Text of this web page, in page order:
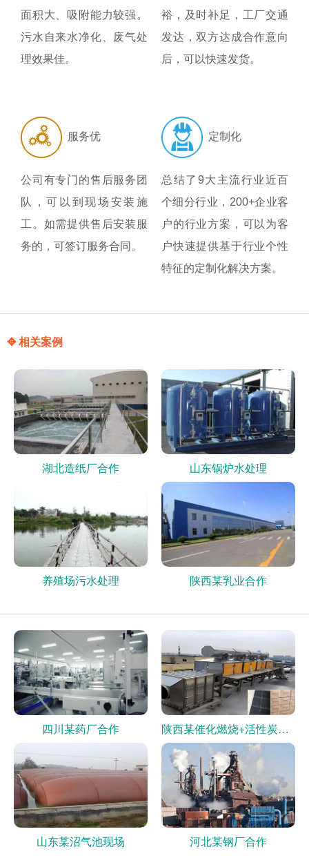
面积大、吸附能力较强。
污水自来水净化、废气处
理效果佳。
裕，及时补足，工厂交通
发达，双方达成合作意向
后，可以快速发货。
服务优
公司有专门的售后服务团
队，可以到现场安装施
工。如需提供售后安装服
务的，可签订服务合同。
定制化
总结了9大主流行业近百
个细分行业，200+企业客
户的行业方案，可以为客
户快速提供基于行业个性
特征的定制化解决方案。
✥ 相关案例
湖北造纸厂合作 山东锅炉水处理
养殖场污水处理 陕西某乳业合作
四川某药厂合作 陕西某催化燃烧+活性炭现场
山东某沼气池现场 河北某钢厂合作